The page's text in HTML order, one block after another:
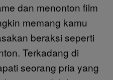
dan menonton film
memang kamu
beraksi seperti
Terkadang di
seorang pria yang